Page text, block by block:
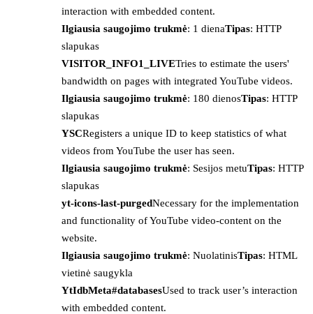
interaction with embedded content.
Ilgiausia saugojimo trukmė: 1 dienaTipas: HTTP
slapukas
VISITOR_INFO1_LIVETries to estimate the users'
bandwidth on pages with integrated YouTube videos.
Ilgiausia saugojimo trukmė: 180 dienosTipas: HTTP
slapukas
YSCRegisters a unique ID to keep statistics of what
videos from YouTube the user has seen.
Ilgiausia saugojimo trukmė: Sesijos metuTipas: HTTP
slapukas
yt-icons-last-purgedNecessary for the implementation
and functionality of YouTube video-content on the
website.
Ilgiausia saugojimo trukmė: NuolatinisTipas: HTML
vietinė saugykla
YtIdbMeta#databasesUsed to track user’s interaction
with embedded content.